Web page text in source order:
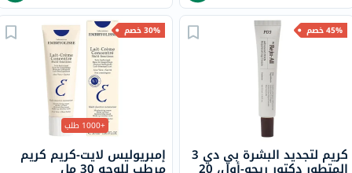
45% خصم
كريم لتجديد البشرة بي دي 3
30% خصم
+1000 طلب
إمبريوليس لايت-كريم كريم